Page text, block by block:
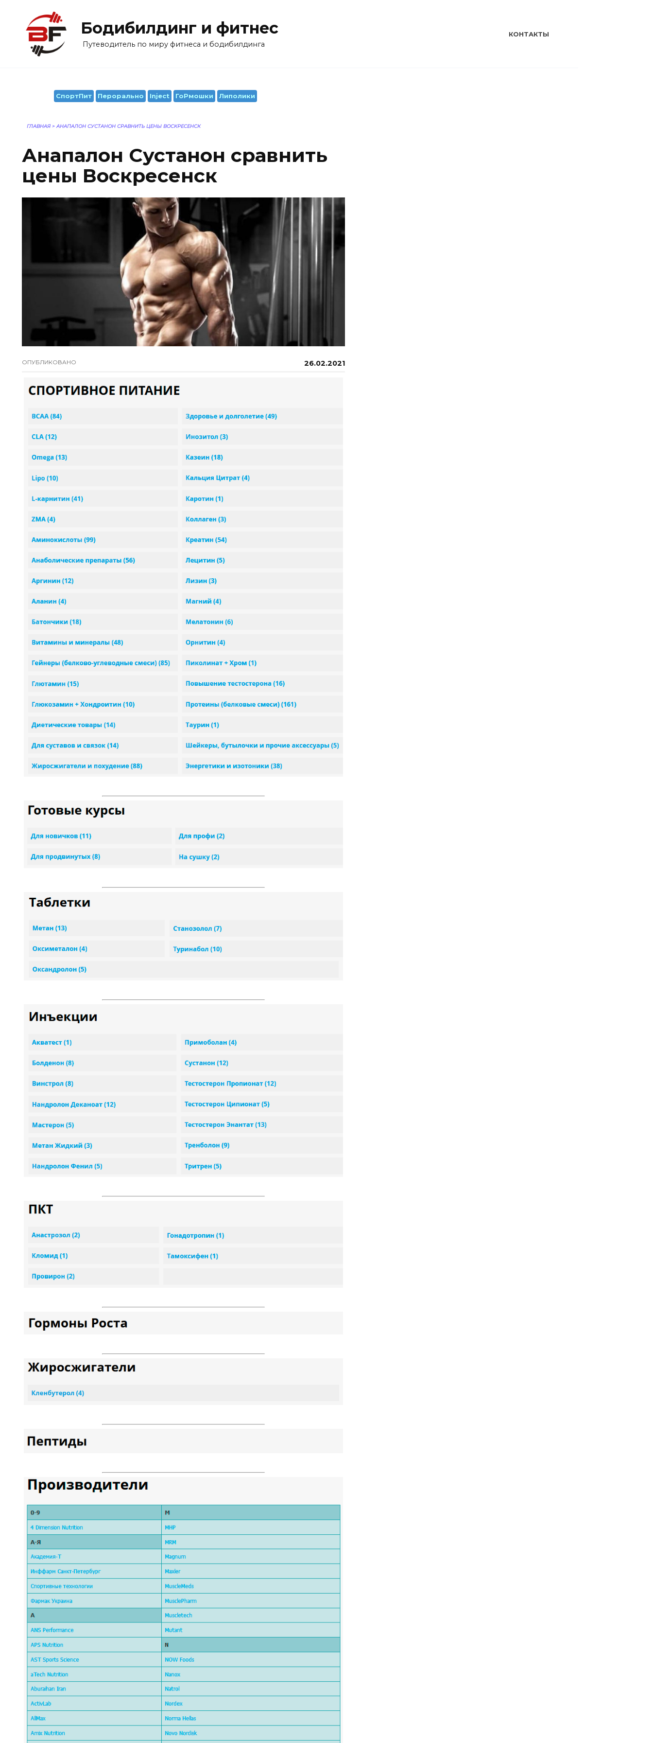
содержанию
Бодибилдинг и фитнес
Путеводитель по миру фитнеса и бодибилдинга
КОНТАКТЫ
СпортПит Перорально Inject ГоРмошки Липолики
ГЛАВНАЯ > АНАПАЛОН СУСТАНОН СРАВНИТЬ ЦЕНЫ ВОСКРЕСЕНСК
Анапалон Сустанон сравнить
цены Воскресенск
ОПУБЛИКОВАНО 26.02.2021